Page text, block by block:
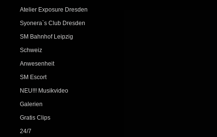
Atelier Exposure Dresden
Syonera`s Club Dresden
SM Bahnhof Leipzig
Schweiz
Anwesenheit
SM Escort
NEU!!! Musikvideo
Galerien
Gratis Clips
24/7